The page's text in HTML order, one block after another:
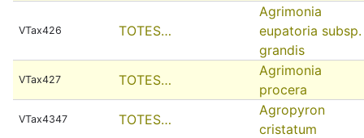
VTax426 TOTES…
Agrimonia
eupatoria subsp.
grandis
VTax427 TOTES…
Agrimonia
procera
VTax4347 TOTES…
Agropyron
cristatum